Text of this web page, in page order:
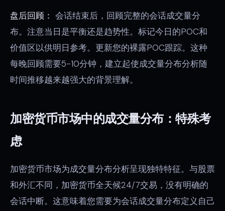
盘后回顾： 会话结束后，回顾完整的会话成交量分
布。注意当日是平衡还是趋势性。标记今日的POC和
价值区以供明日参考。更新您的裸露POC跟踪。这种
每晚回顾需要5-10分钟，建立起使成交量分布分析随
时间推移越来越强大的背景理解。
加密货币市场中的成交量分布：特殊考
虑
加密货币市场为成交量分布分析呈现独特特征。与股票
和外汇不同，加密货币全天候24/7交易，没有明确的
会话中断。这意味着您需要为会话成交量分布定义自己